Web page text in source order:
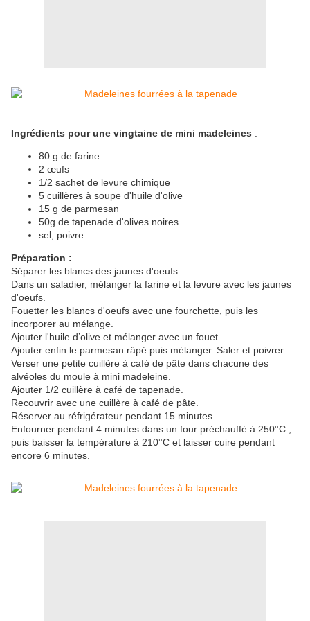
Ingrédients pour une vingtaine de mini madeleines :
80 g de farine
2 œufs
1/2 sachet de levure chimique
5 cuillères à soupe d'huile d'olive
15 g de parmesan
50g de tapenade d'olives noires
sel, poivre
Préparation :
Séparer les blancs des jaunes d'oeufs.
Dans un saladier, mélanger la farine et la levure avec les jaunes
d'oeufs.
Fouetter les blancs d'oeufs avec une fourchette, puis les
incorporer au mélange.
Ajouter l'huile d’olive et mélanger avec un fouet.
Ajouter enfin le parmesan râpé puis mélanger. Saler et poivrer.
Verser une petite cuillère à café de pâte dans chacune des
alvéoles du moule à mini madeleine.
Ajouter 1/2 cuillère à café de tapenade.
Recouvrir avec une cuillère à café de pâte.
Réserver au réfrigérateur pendant 15 minutes.
Enfourner pendant 4 minutes dans un four préchauffé à 250°C.,
puis baisser la température à 210°C et laisser cuire pendant
encore 6 minutes.